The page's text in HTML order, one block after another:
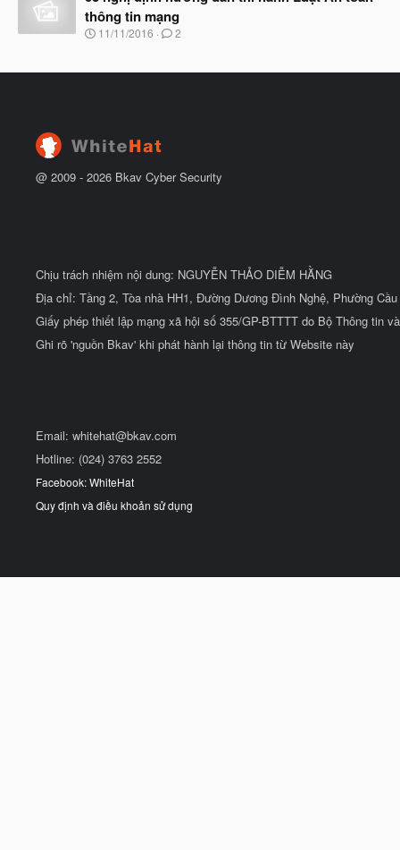
đ
ầ
u
b
ắ
t
thông tin mạng
N
y
ầ
11/11/2016 2
@ 2009 - 2026 Bkav Cyber Security
Chịu trách nhiệm nội dung: NGUYỄN THẢO DIỄM HẰNG
Địa chỉ: Tầng 2, Tòa nhà HH1, Đường Dương Đình Nghệ, Phường
Giấy phép thiết lập mạng xã hội số 355/GP-BTTTT do Bộ Thông tin
Ghi rõ 'nguồn Bkav' khi phát hành lại thông tin từ Website này
Email: whitehat@bkav.com
Hotline: (024) 3763 2552
Facebook: WhiteHat
Quy định và điều khoản sử dụng